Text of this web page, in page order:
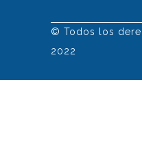
© Todos los
2022